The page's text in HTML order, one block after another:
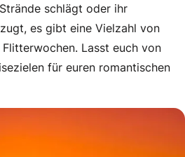
Traumhochzeit ist es nun
schlägt oder ihr
es gibt eine Vielzahl von
Lasst euch von
für euren romantischen